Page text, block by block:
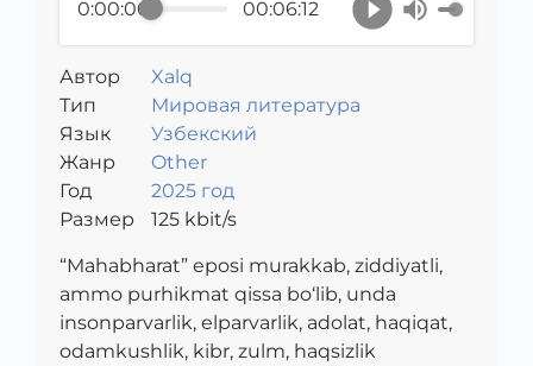
0:00:00 00:06:12
Автор
Xalq
Тип
Мировая литература
Язык
Узбекский
Жанр
Other
Год
2025 год
Размер
125kbit/s
“Mahabharat” eposi murakkab, ziddiyatli,
ammo purhikmat qissa bo‘lib, unda
insonparvarlik, elparvarlik, adolat, haqiqat,
odamkushlik, kibr, zulm, haqsizlik